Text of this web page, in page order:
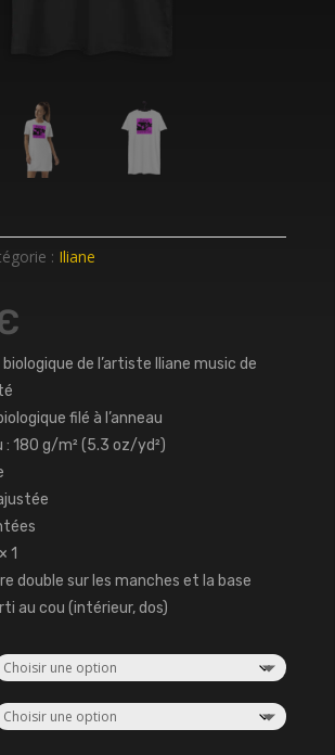
: Iliane
de l’artiste Iliane music de
filé à l’anneau
: 180 g/m² (5.3 oz/yd²)
1
double sur les manches et la base
au cou (intérieur, dos)